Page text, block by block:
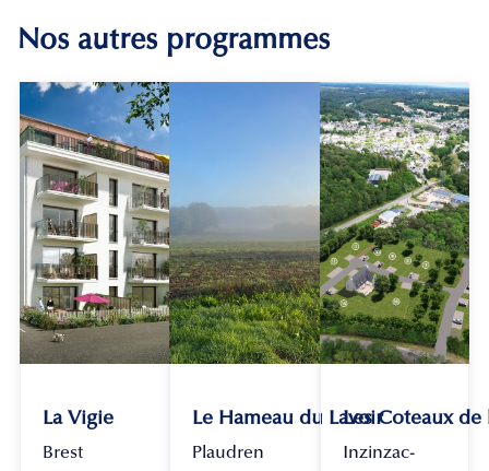
Nos autres programmes
La Vigie
Brest
Le Hameau du Lavoir
Plaudren
Les Coteaux
Inzinzac-